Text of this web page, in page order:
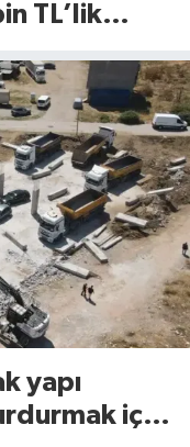
TL’lik
yapı
için